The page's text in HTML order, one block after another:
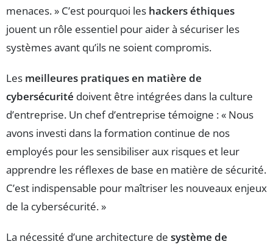
menaces. » C’est pourquoi les hackers éthiques
jouent un rôle essentiel pour aider à sécuriser les
systèmes avant qu’ils ne soient compromis.
Les meilleures pratiques en matière de
cybersécurité doivent être intégrées dans la culture
d’entreprise. Un chef d’entreprise témoigne : « Nous
avons investi dans la formation continue de nos
employés pour les sensibiliser aux risques et leur
apprendre les réflexes de base en matière de sécurité.
C’est indispensable pour maîtriser les nouveaux enjeux
de la cybersécurité. »
La nécessité d’une architecture de système de